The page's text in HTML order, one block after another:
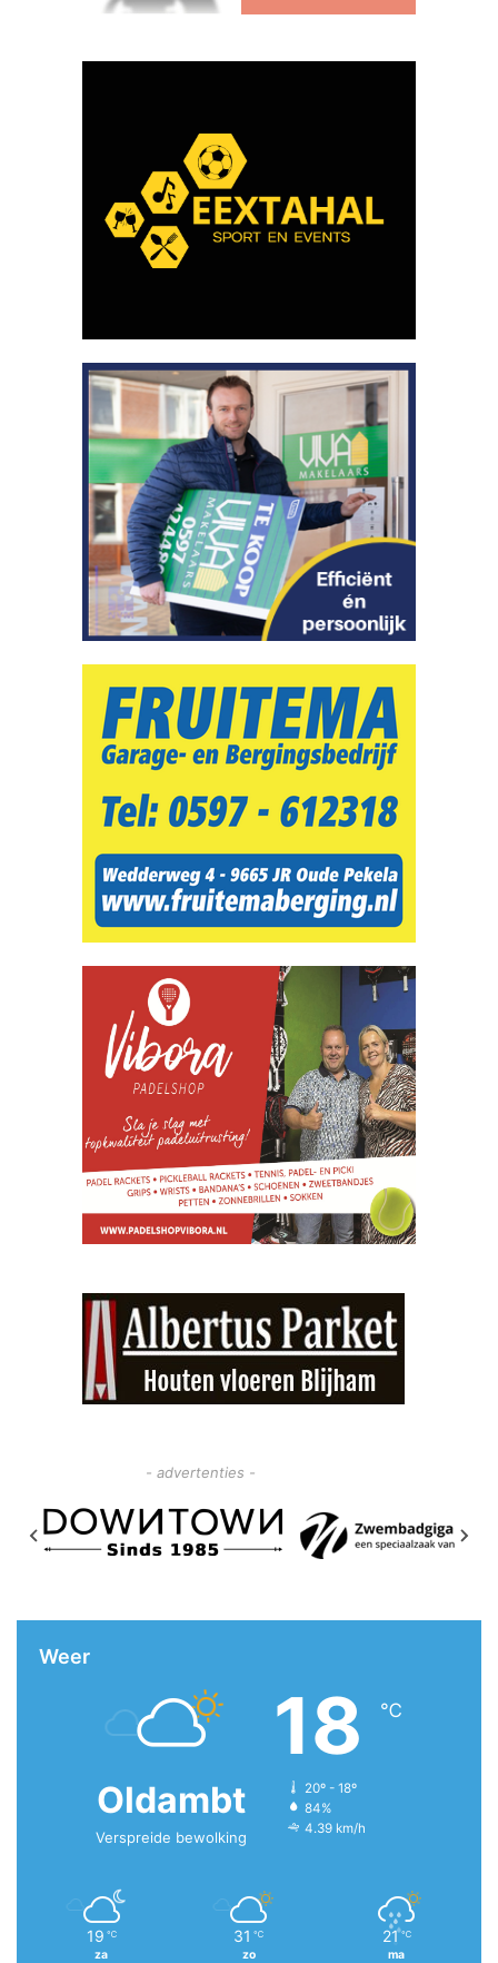
- advertenties -
Weer
Oldambt
Verspreide bewolking
18 ℃
20º - 18º
84%
4.39 km/h
19 ℃
za
31 ℃
zo
21 ℃
ma